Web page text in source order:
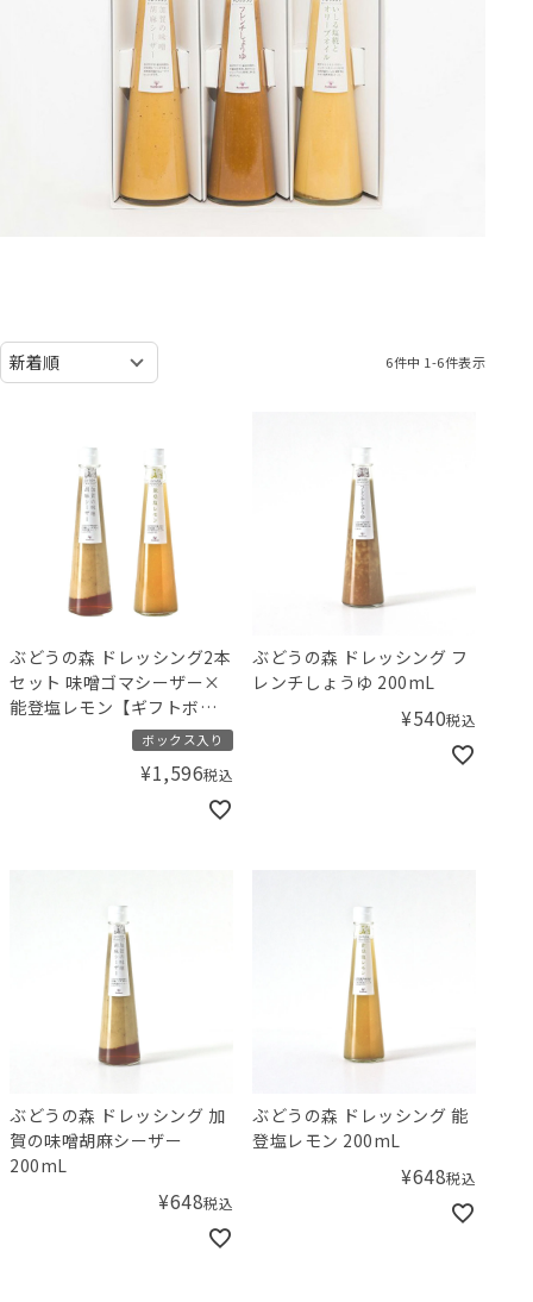
6件中 1-6件表示
ぶどうの森 ドレッシング2本
セット 味噌ゴマシーザー×
能登塩レモン【ギフトボッ
クス入り】／Amingオリジ
ボックス入り
¥1,596税込
ぶどうの森 ドレッシング フ
レンチしょうゆ 200mL
¥540税込
ぶどうの森 ドレッシング 加
賀の味噌胡麻シーザー
200mL
¥648税込
ぶどうの森 ドレッシング 能
登塩レモン 200mL
¥648税込